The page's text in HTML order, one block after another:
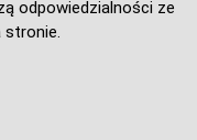
odpowiedzialności ze